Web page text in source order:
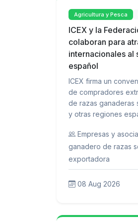
Agricultura y Pesca
ICEX y la
colaboran para
internacionales al
español
ICEX firma un
de compradores
de razas ganaderas
y otras regiones
Empresas y
ganadero de razas
exportadora
08 Aug 2026